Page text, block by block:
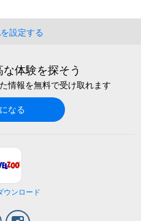
設定する
体験を探そう
情報を無料で受け取れます
なる
ウンロード
Facebook